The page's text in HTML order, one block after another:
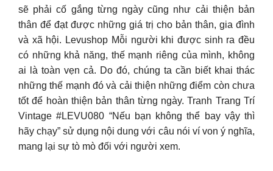
sẽ phải cố gắng từng ngày cũng như cải thiện bản
thân để đạt được những giá trị cho bản thân, gia đình
và xã hội. Levushop Mỗi người khi được sinh ra đều
có những khả năng, thế mạnh riêng của mình, không
ai là toàn vẹn cả. Do đó, chúng ta cần biết khai thác
những thế mạnh đó và cải thiện những điểm còn chưa
tốt để hoàn thiện bản thân từng ngày. Tranh Trang Trí
Vintage #LEVU080 “Nếu bạn không thể bay vậy thì
hãy chạy” sử dụng nội dung với câu nói ví von ý nghĩa,
mang lại sự tò mò đối với người xem.